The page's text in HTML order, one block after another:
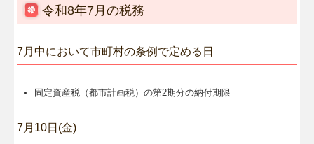
経営者お役立ち情報
令和8年7月の税務
7月中において市町村の条例で定める日
固定資産税（都市計画税）の第2期分の納付期限
7月10日(金)